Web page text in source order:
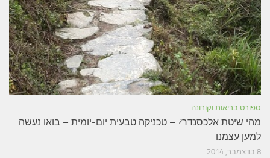
ספורט בריאות וקורונה
מהי שיטת אלכסנדר? – טכניקה טבעית יום-יומית – בואו נעשה
למען עצמנו
8 בדצמבר, 2014